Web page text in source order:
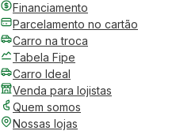
Financiamento
Parcelamento no cartão
Carro na troca
Tabela Fipe
Carro Ideal
Venda para lojistas
Quem somos
Nossas lojas